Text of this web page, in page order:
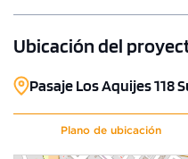
Ubicación del
Pasaje Los Aquijes 118
Plano de ubicación